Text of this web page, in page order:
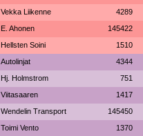
Vekka Liikenne 4289
E. Ahonen 145422
Hellsten Soini 1510
Autolinjat 4344
Hj. Holmstrom 751
Viitasaaren 1417
Wendelin Transport 145450
Toimi Vento 1370